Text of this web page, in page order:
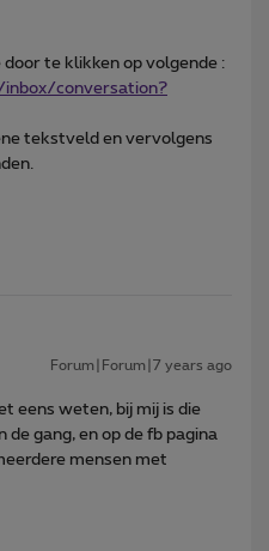
te klikken op volgende :
conversation?
tekstveld en vervolgens
Forum|Forum|7 years ago
eens weten, bij mij is die
gang, en op de fb pagina
mensen met